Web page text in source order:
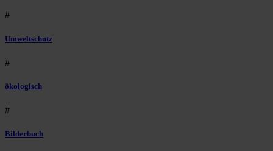
#
Umweltschutz
#
ökologisch
#
Bilderbuch